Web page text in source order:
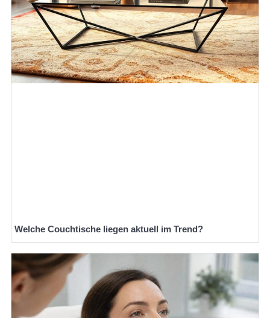
Welche Couchtische liegen aktuell im Trend?